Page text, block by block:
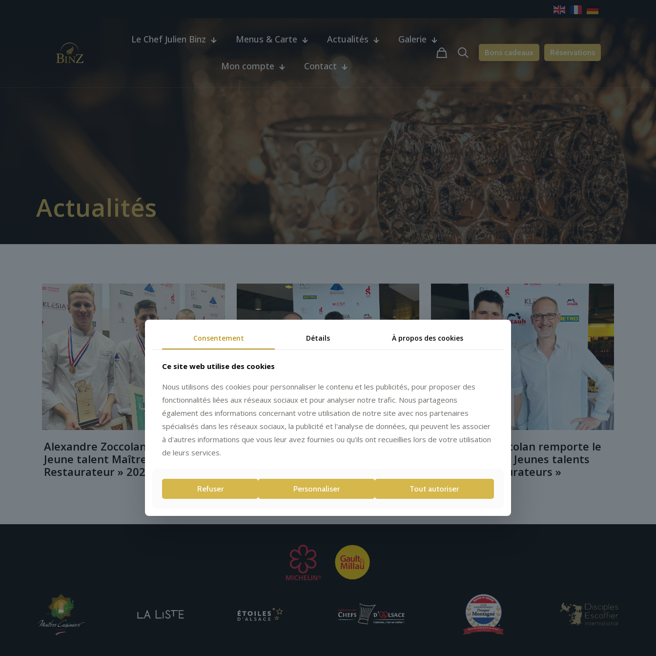
Le Chef Julien Binz Menus & Carte Actualités Galerie
Mon compte Contact
Bons cadeaux Réservations
Actualités
Alexandre Zoccolan est le «
Jeune talent Maître
Restaurateur » 2022
Alexandre Zoccolan est
Alexandre Zoccolan remporte le
concours des « Jeunes talents
Maîtres Restaurateurs »
Consentement Détails À propos des cookies
Ce site web utilise des cookies
Nous utilisons des cookies pour personnaliser le contenu et les publicités, pour proposer des
fonctionnalités liées aux réseaux sociaux et pour analyser notre trafic. Nous partageons
également des informations concernant votre utilisation de notre site avec nos partenaires
spécialisés dans les réseaux sociaux, la publicité et l'analyse de données, qui peuvent les associer
à d'autres informations que vous leur avez fournies ou qu'ils ont recueillies lors de votre utilisation
de leurs services.
Refuser Personnaliser Tout autoriser